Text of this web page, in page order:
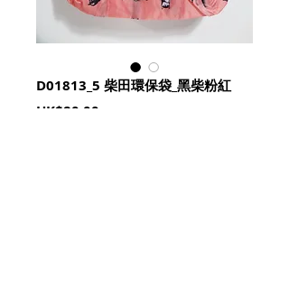
D01813_5 柴田環保袋_黑柴粉紅
HK$80.00